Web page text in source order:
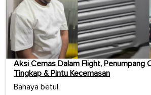
Aksi Cemas Dalam Flight, Penumpang
Tingkap & Pintu Kecemasan
Bahaya betul.